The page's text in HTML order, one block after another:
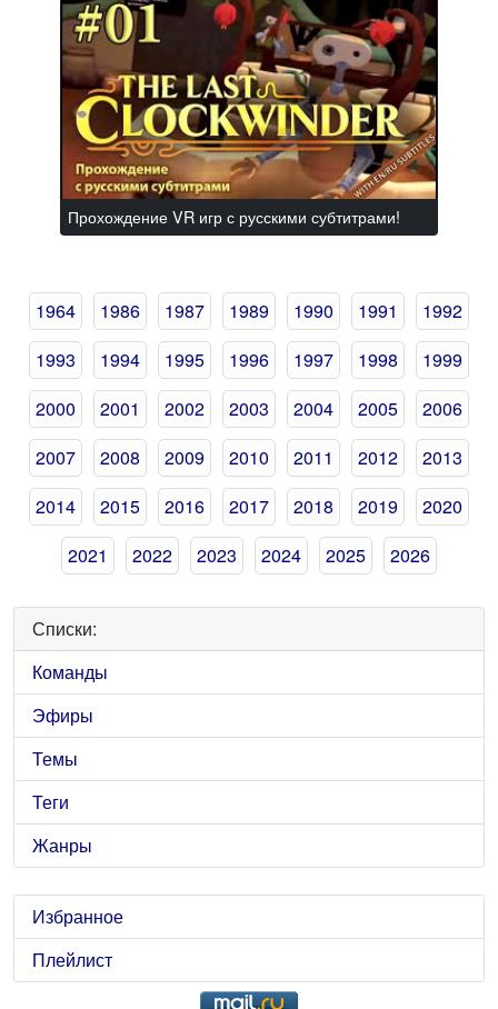
Прохождение VR игр с русскими субтитрами!
1964 1986 1987 1989 1990 1991
1992
1993
1994 1995 1996 1997 1998
1999
2000
2001 2002 2003 2004 2005
2006
2007
2008 2009 2010 2011 2012
2013
2014
2015 2016 2017 2018 2019
2020
2021
2022 2023 2024 2025 2026
Списки:
Команды
Эфиры
Темы
Теги
Жанры
Избранное
Плейлист